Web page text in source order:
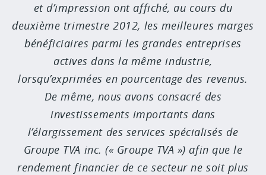
et d’impression ont affiché, au cours du
deuxième trimestre 2012, les meilleures marges
bénéficiaires parmi les grandes entreprises
actives dans la même industrie,
lorsqu’exprimées en pourcentage des revenus.
De même, nous avons consacré des
investissements importants dans
l’élargissement des services spécialisés de
Groupe TVA inc. (« Groupe TVA ») afin que le
rendement financier de ce secteur ne soit plus